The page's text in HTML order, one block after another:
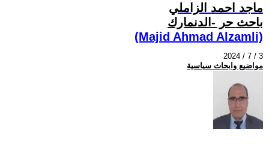
ماجد احمد الزاملي
باحث حر -الدنمارك
(Majid Ahmad Alzamli)
2024 / 7 / 3
مواضيع وابحاث سياسية